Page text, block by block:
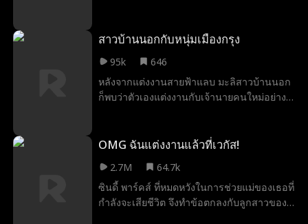
มาดามเอ็กซ์ เจ้าของบริการเพื่อนเที่ยวที่ใหญ่
กับ Nathan Reed ซีอีโอมหาเศรษฐีที่มีเดิมพัน
สูง เพื่อช่วยชีวิตน้องสาวของเธอ เอมีเลีย ฮาร์ต
ต้องสละชีวิต เธอต้องแต่งงานกับนาธาน รีด
สาวบ้านนอกกับหนุ่มเมืองกรุง
95k
646
หลังจากแต่งงานสายฟ้าแลบ มะลิสาวบ้านนอก
ก็พบว่าตัวเองแต่งงานกับเจ้านายคนใหม่อย่าง
อาจทำลายความสัมพันธ์ก่อนที่ทั้งคู่ ก่อนที่จะได้
OMG ฉันแต่งงานแล้วที่เวกัส!
2.7M
64.7k
ซินดี้ พาร์คส์ ที่หมดหวังในการช่วยแม่ของเธอที่
กำลังจะเสียชีวิต จึงทำข้อตกลงกับลูกสาวของ